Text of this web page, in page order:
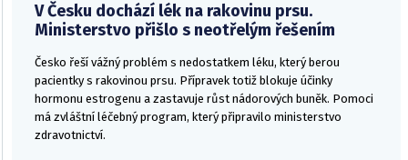
V Česku dochází lék na rakovinu prsu.
Ministerstvo přišlo s neotřelým řešením
Česko řeší vážný problém s nedostatkem léku, který berou
pacientky s rakovinou prsu. Přípravek totiž blokuje účinky
hormonu estrogenu a zastavuje růst nádorových buněk. Pomoci
má zvláštní léčebný program, který připravilo ministerstvo
zdravotnictví.